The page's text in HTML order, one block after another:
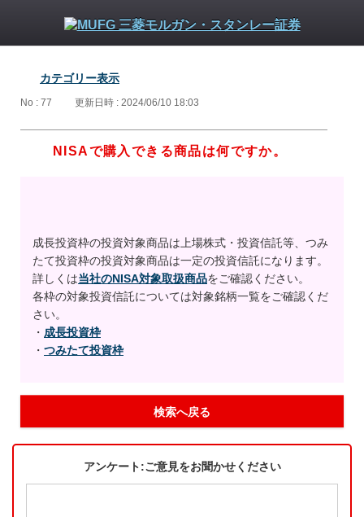
カテゴリー表示
No : 77 更新日時 : 2024/06/10 18:03
NISAで購入できる商品は何ですか。
成長投資枠の投資対象商品は上場株式・投資信託等、つみ
たて投資枠の投資対象商品は一定の投資信託になります。
詳しくは当社のNISA対象取扱商品をご確認ください。
各枠の対象投資信託については対象銘柄一覧をご確認くだ
さい。
・ 成長投資枠
・ つみたて投資枠
検索へ戻る
アンケート:ご意見をお聞かせください